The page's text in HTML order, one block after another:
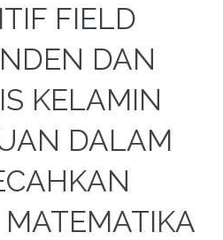
FIELD
DAN
KELAMIN
DALAM